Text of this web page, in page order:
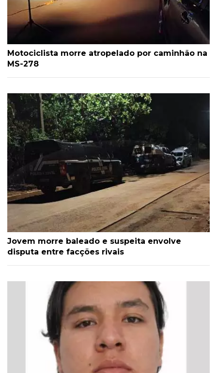
Motociclista morre atropelado por caminhão na
MS-278
Jovem morre baleado e suspeita envolve
disputa entre facções rivais